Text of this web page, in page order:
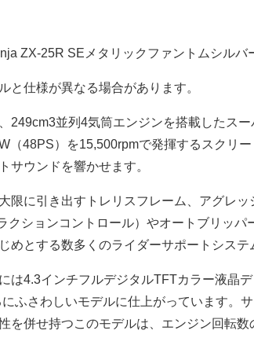
ZX-25R SEメタリックファントムシルバ
と仕様が異なる場合があります。
249cm3並列4気筒エンジンを搭載したス
（48PS）を15,500rpmで発揮するスクリー
サウンドを響かせます。
限に引き出すトレリスフレーム、アグレッ
クションコントロール）やオートブリッパ
めとする数多くのライダーサポートシステ
は4.3インチフルデジタルTFTカラー液晶
ふさわしいモデルに仕上がっています。
を併せ持つこのモデルは、エンジン回転